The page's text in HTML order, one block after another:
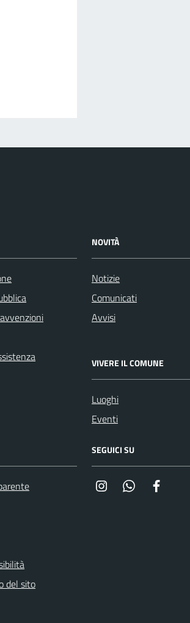
NOVITÀ
Notizie
Comunicati
Avvisi
VIVERE IL COMUNE
Luoghi
Eventi
del sito
SEGUICI SU
InstagramWhatsapp